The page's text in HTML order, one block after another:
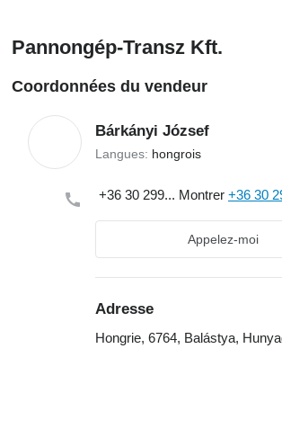
Pannongép-Transz Kft.
Coordonnées du vendeur
Bárkányi József
Langues: hongrois
+36 30 299... Montrer +36 30
Appelez-moi
Adresse
Hongrie, 6764, Balástya,